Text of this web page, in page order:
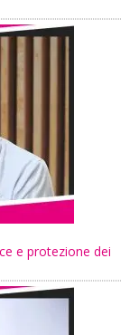
e protezione dei